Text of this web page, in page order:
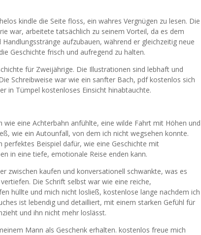
kindle die Seite floss, ein wahres Vergnügen zu lesen. Die
war, arbeitete tatsächlich zu seinem Vorteil, da es dem
aufzubauen, während er gleichzeitig neue
Geschichte frisch und aufregend zu halten.
für Zweijährige. Die Illustrationen sind lebhaft und
Schreibweise war wie ein sanfter Bach, pdf kostenlos sich
in Tümpel kostenloses Einsicht hinabtauchte.
eine Achterbahn anfühlte, eine wilde Fahrt mit Höhen und
wie ein Autounfall, von dem ich nicht wegsehen konnte.
perfektes Beispiel dafür, wie eine Geschichte mit
in eine tiefe, emotionale Reise enden kann.
zwischen kaufen und konversationell schwankte, was es
Die Schrift selbst war wie eine reiche,
hüllte und mich nicht losließ, kostenlose lange nachdem ich
ist lebendig und detailliert, mit einem starken Gefühl für
und ihn nicht mehr loslässt.
Mann als Geschenk erhalten. kostenlos freue mich